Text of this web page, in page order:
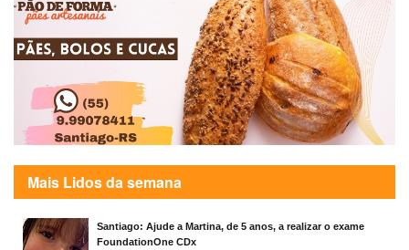
Mais Lidos da semana
Santiago: Ajude a Martina, de 5 anos, a realizar o exame
FoundationOne CDx